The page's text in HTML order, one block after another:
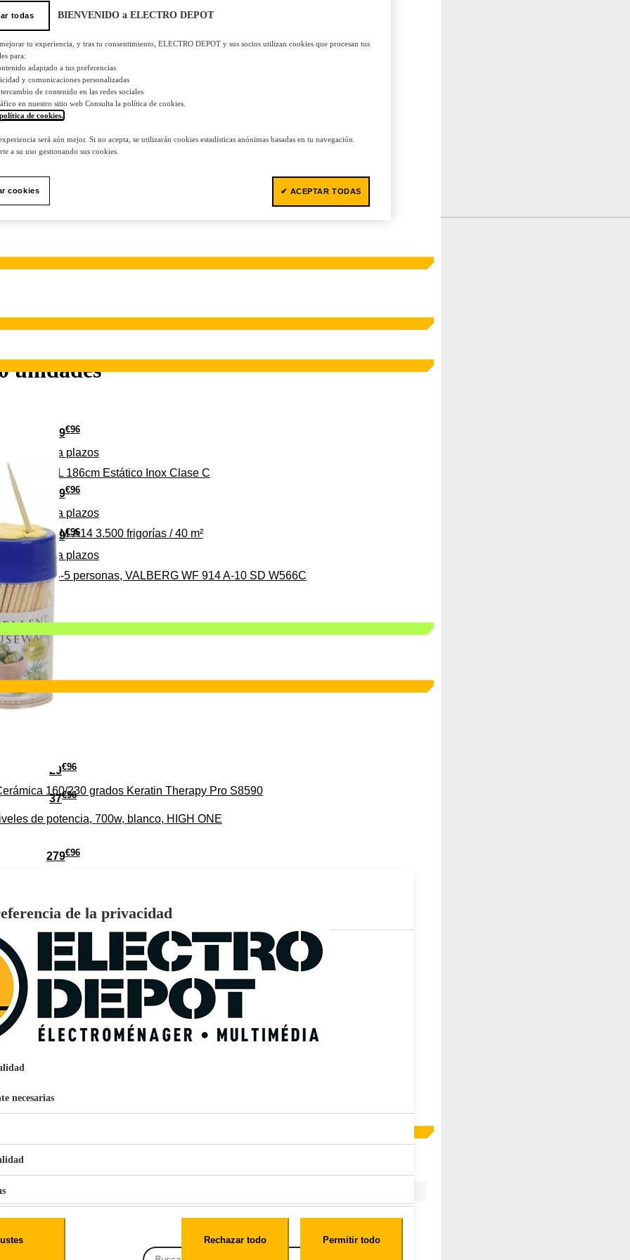
279€96
Pago a plazos
para 4-5 personas, VALBERG WF 914 A-10 SD W566C
349€96
Pago a plazos
315 C 315L 186cm Estático Inox Clase C
37€96
de potencia, 700w, blanco, HIGH ONE
369€96
Pago a plazos
CLIM-A14 3.500 frigorías / 40 m²
29€96
160/230 grados Keratin Therapy Pro S8590
279€96
EL 4K Ultra HD con Sistema VIDAA WiFi HDMI
unidades
Mondadientes
Transparente
Madera
AL 12 cm x AN 13,5 cm x PR 3,5 cm
AL 12 cm x AN 3,5 cm x PR 13,5 cm
0,08kg
KOOPMAN INTERNATIONAL
INFO@KOOPMANINT.COM
todas BIENVENIDO a ELECTRO DEPOT
tu experiencia, y tras tu consentimiento, ELECTRO DEPOT y sus socios utilizan cookies que procesan tus
para:
adaptado a tus preferencias
y comunicaciones personalizadas
de contenido en las redes sociales
en nuestro sitio web Consulta la política de cookies.
de cookies.
será aún mejor. Si no acepta, se utilizarán cookies estadísticas anónimas basadas en tu navegación.
a su uso gestionando sus cookies.
cookies ✔ ACEPTAR TODAS
de la privacidad
necesarias
Rechazar todo Permitir todo